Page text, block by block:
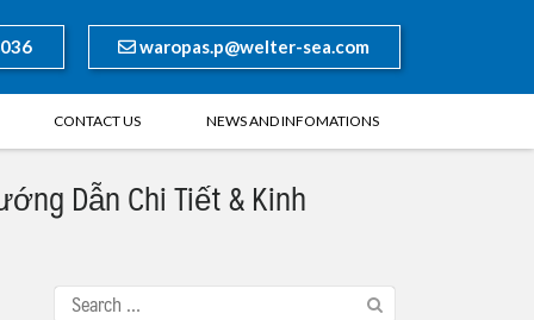
waropas.p@welter-sea.com
CONTACT US NEWS AND INFOMATIONS
Dẫn Chi Tiết & Kinh